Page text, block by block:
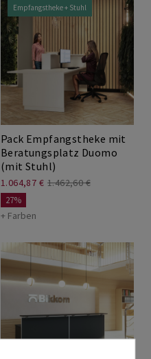
Empfangstheke + Stuhl
Pack Empfangstheke mit
Beratungsplatz Duomo
(mit Stuhl)
1.064,87 € 1.462,60 €
27%
+ Farben